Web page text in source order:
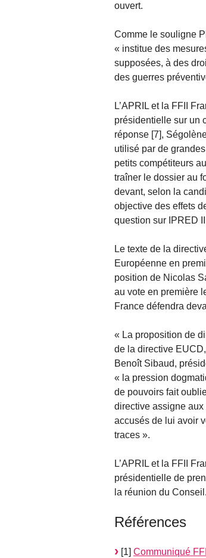
ouvert.
Comme le souligne
« institue des
supposées, à des
des guerres
L’APRIL et la FFII
présidentielle sur un
réponse [7],
utilisé par de
petits compétiteurs
traîner le dossier au
devant, selon la
objective des effets
question sur IPRED
Le texte de la
Européenne en
position de Nicolas
au vote en première
France défendra
« La proposition de
de la directive
Benoît Sibaud,
« la pression
de pouvoirs fait
directive assigne
accusés de lui avoir
traces ».
L’APRIL et la FFII
présidentielle de
la réunion du Conseil.
Références
[1] Communiqué